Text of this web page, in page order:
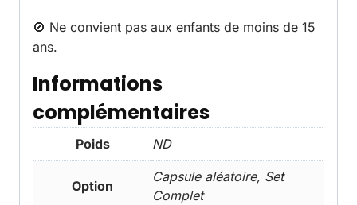
🚫 Ne convient pas aux enfants de moins de 15
ans.
Informations
complémentaires
Poids ND
Option
Capsule aléatoire, Set
Complet